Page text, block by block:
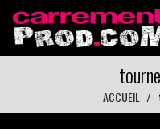
ACCUEIL